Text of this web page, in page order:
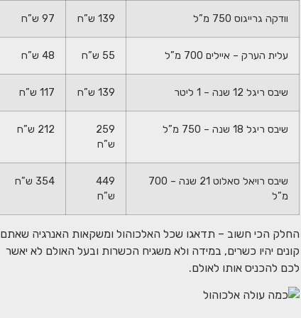
וודקה גרייגוס 750 מ”ל 139 ש”ח 97 ש”ח
עלית הערק – איילים 700 מ”ל 55 ש”ח 48 ש”ח
שיבס ריגל 12 שנה – 1 ליטר 139 ש”ח 117 ש”ח
שיבס ריגל 18 שנה – 750 מ”ל
259
ש”ח
212 ש”ח
שיבס רויאל סאלוט 21 שנה – 700
מ”ל
449
ש”ח
354 ש”ח
החלק הכי חשוב – תדאגו שכל האלכוהול ומשקאות האנרגיה שאתם
קונים יהיו כשרים, במידה ולא משגיח הכשרות ובעל האולם לא יאשר
לכם להכניס אותו לאולם.